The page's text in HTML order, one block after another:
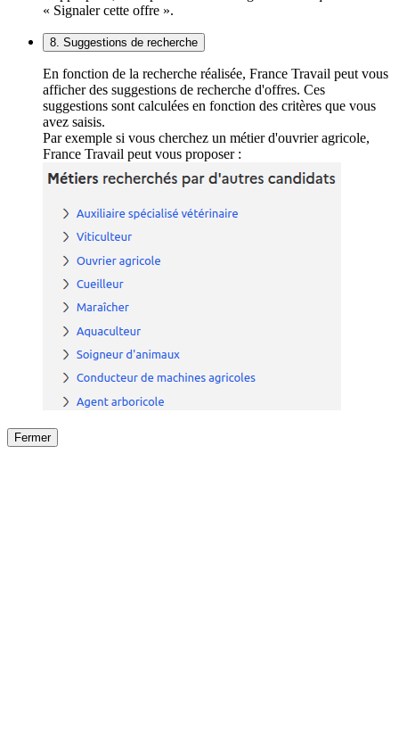
« Signaler cette offre ».
8. Suggestions de recherche
En fonction de la recherche réalisée, France Travail peut vous
afficher des suggestions de recherche d'offres. Ces
suggestions sont calculées en fonction des critères que vous
avez saisis.
Par exemple si vous cherchez un métier d'ouvrier agricole,
France Travail peut vous proposer :
Fermer